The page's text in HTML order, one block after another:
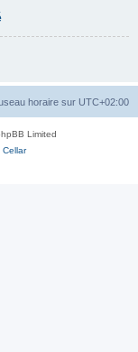
horaire sur UTC+02:00
Limited
Cellar